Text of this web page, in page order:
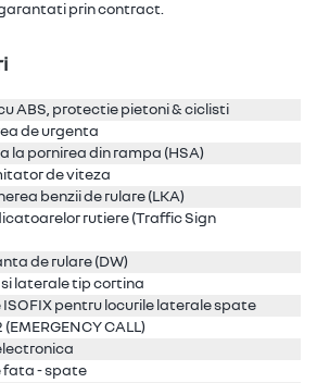
prin contract.
ABS, protectie pietoni & ciclisti
de urgenta
la pornirea din rampa (HSA)
de viteza
benzii de rulare (LKA)
rutiere (Traffic Sign
de rulare (DW)
laterale tip cortina
pentru locurile laterale spate
CALL)
fata - spate